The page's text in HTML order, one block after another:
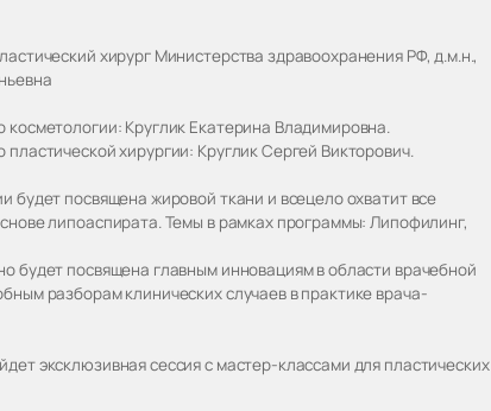
хирург Министерства здравоохранения РФ, д.м.н.,
Круглик Екатерина Владимировна.
хирургии: Круглик Сергей Викторович.
будет посвящена жировой ткани и всецело охватит все
липоаспирата. Темы в рамках программы: Липофилинг,
будет посвящена главным инновациям в области врачебной
разборам клинических случаев в практике врача-
эксклюзивная сессия с мастер-классами для пластических